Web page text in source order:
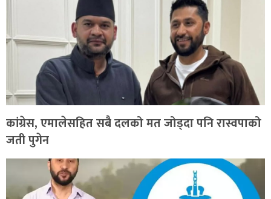
कांग्रेस, एमालेसहित सबै दलको मत जोड्दा पनि रास्वपाको
जती पुगेन